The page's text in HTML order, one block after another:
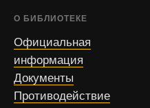
О БИБЛИОТЕКЕ
Официальная
информация
Документы
Противодействие